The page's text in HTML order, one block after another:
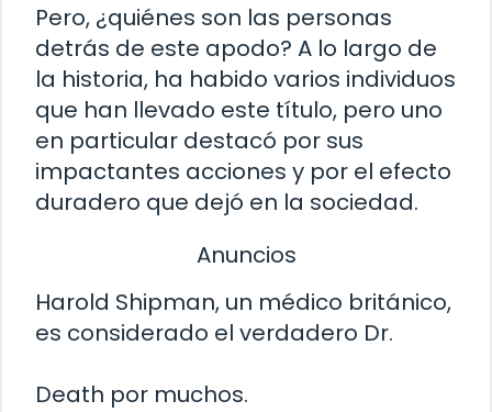
Pero, ¿quiénes son las personas
detrás de este apodo? A lo largo de
la historia, ha habido varios individuos
que han llevado este título, pero uno
en particular destacó por sus
impactantes acciones y por el efecto
duradero que dejó en la sociedad.
Anuncios
Harold Shipman, un médico británico,
es considerado el verdadero Dr.
Death por muchos.